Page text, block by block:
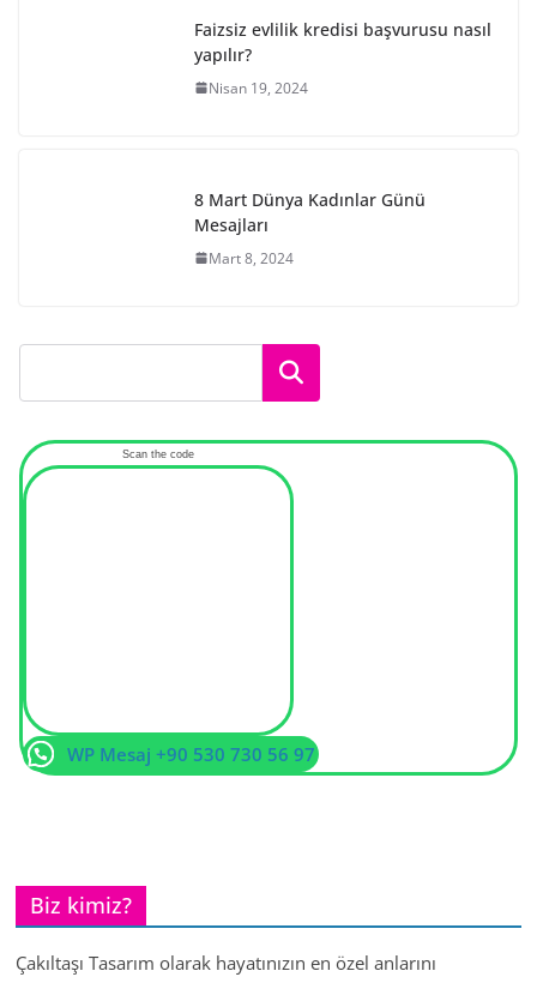
Faizsiz evlilik kredisi başvurusu nasıl
yapılır?
Nisan 19, 2024
8 Mart Dünya Kadınlar Günü
Mesajları
Mart 8, 2024
Ara
Scan the code
WP Mesaj +90 530 730 56 97
Biz kimiz?
Çakıltaşı Tasarım olarak hayatınızın en özel anlarını